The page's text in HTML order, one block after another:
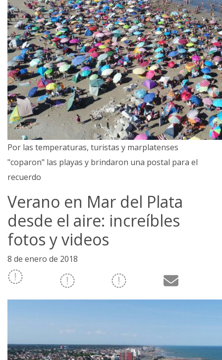
Por las temperaturas, turistas y marplatenses
"coparon" las playas y brindaron una postal para el
recuerdo
Verano en Mar del Plata
desde el aire: increíbles
fotos y videos
8 de enero de 2018